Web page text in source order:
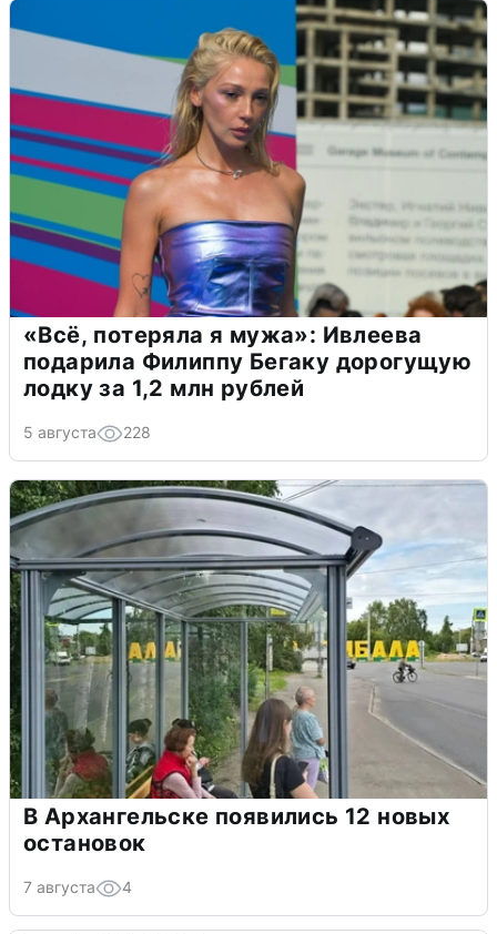
«Всё, потеряла я мужа»: Ивлеева
подарила Филиппу Бегаку дорогущую
лодку за 1,2 млн рублей
5 августа 228
В Архангельске появились 12 новых
остановок
7 августа 4